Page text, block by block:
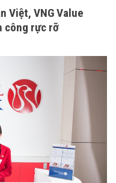
Việt, VNG Value
công rực rỡ